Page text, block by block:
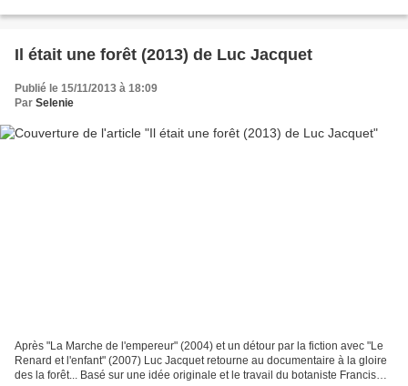
Il était une forêt (2013) de Luc Jacquet
Publié le 15/11/2013 à 18:09
Par Selenie
Après "La Marche de l'empereur" (2004) et un détour par la fiction avec "Le
Renard et l'enfant" (2007) Luc Jacquet retourne au documentaire à la gloire
des la forêt... Basé sur une idée originale et le travail du botaniste Francis